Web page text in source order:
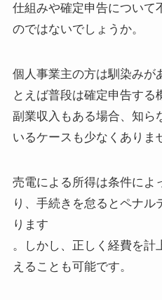
仕組みや確定申告について
のではないでしょうか。
個人事業主の方は馴染みが
とえば普段は確定申告す
副業収入もある場合、知ら
いるケースも少なくありま
売電による所得は条件によ
り、手続きを怠るとペナル
ります
。しかし、正しく経費を計
えることも可能です。